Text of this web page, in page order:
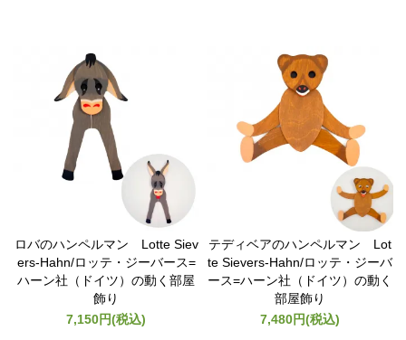
ロバのハンペルマン Lotte Siev
ers-Hahn/ロッテ・ジーバース=
ハーン社（ドイツ）の動く部屋
飾り
7,150円(税込)
テディベアのハンペルマン Lot
te Sievers-Hahn/ロッテ・ジーバ
ース=ハーン社（ドイツ）の動く
部屋飾り
7,480円(税込)